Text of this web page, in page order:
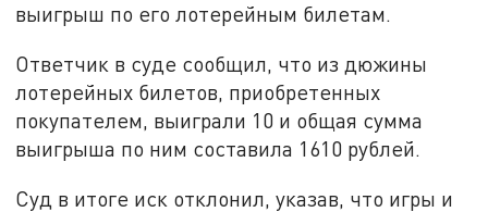
выигрыш по его лотерейным билетам.
Ответчик в суде сообщил, что из дюжины
лотерейных билетов, приобретенных
покупателем, выиграли 10 и общая сумма
выигрыша по ним составила 1610 рублей.
Суд в итоге иск отклонил, указав, что игры и